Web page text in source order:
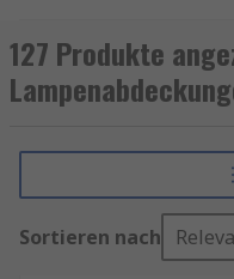
Lampenabdeckungen
schnell beschädigt
Sicherheitsrisiken
Lampenabdeckungen
Schutz vor
127 Produkte
Sortieren nach